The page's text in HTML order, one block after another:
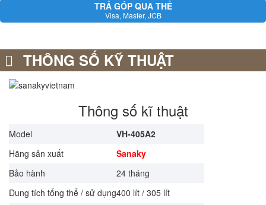
TRẢ GÓP QUA THẺ
Visa, Master, JCB
THÔNG SỐ KỸ THUẬT
Thông số kĩ thuật
Model
VH-405A2
Hãng sản xuất
Sanaky
Bảo hành
24 tháng
Dung tích tổng thể / sử dụng400 lít / 305 lít